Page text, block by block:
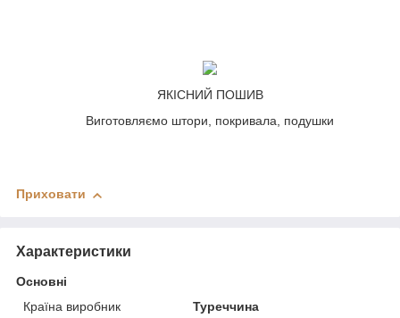
ЯКІСНИЙ ПОШИВ
Виготовляємо штори, покривала, подушки
Приховати
Характеристики
Основні
Країна виробник
Туреччина